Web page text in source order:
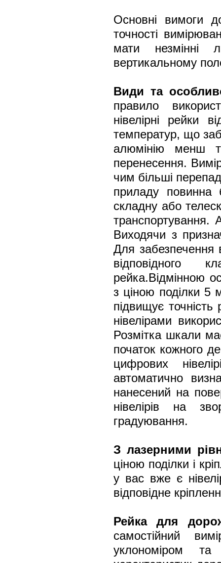
Основні вимоги
точності
мати незмінні
вертикальному
Види та
правило
нівелірні рейки
температур, що
алюмінію менш
перенесення.
чим більші
приладу
складну або
транспортування.
Виходячи з
Для забезпечення
відповідного
рейка.Відмінною
з ціною поділки 5
підвищує
нівелірами
Розмітка шкали
початок кожного
цифрових
автоматично
нанесений на
нівелірів на
градуювання.
З лазерними
ціною поділки і
у вас вже є
відповідне
Рейка для
самостійний
уклономіром